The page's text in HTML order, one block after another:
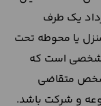
یک طرف
یا محوطه تحت
شخصی است که
شخص متقاضی
و شرکت باشد.